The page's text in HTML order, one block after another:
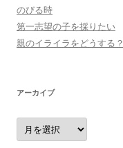
のびる時
第一志望の子を採りたい
親のイライラをどうする？
アーカイブ
ア
ー
カ